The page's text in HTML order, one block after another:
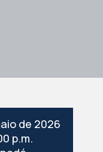
de 2026
p.m.